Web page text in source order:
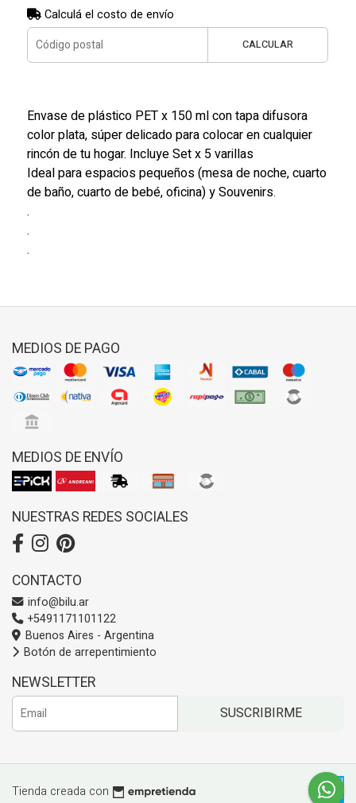
Calculá el costo de envío
CALCULAR
Envase de plástico PET x 150 ml con tapa difusora
color plata, súper delicado para colocar en cualquier
rincón de tu hogar. Incluye Set x 5 varillas
Ideal para espacios pequeños (mesa de noche, cuarto
de baño, cuarto de bebé, oficina) y Souvenirs.
.
.
.
MEDIOS DE PAGO
MEDIOS DE ENVÍO
NUESTRAS REDES SOCIALES
CONTACTO
info@bilu.ar
+5491171101122
Buenos Aires - Argentina
Botón de arrepentimiento
NEWSLETTER
SUSCRIBIRME
Tienda creada con